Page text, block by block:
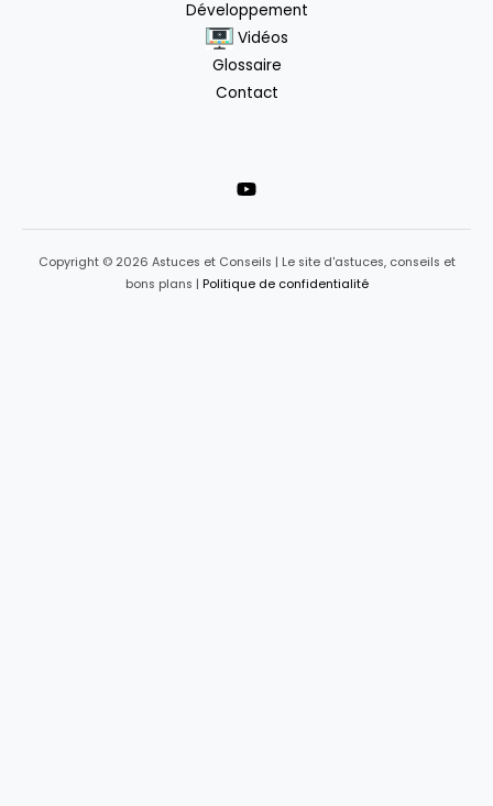
Développement
Vidéos
Glossaire
Contact
Copyright © 2026 Astuces et Conseils | Le site d'astuces, conseils et
bons plans | Politique de confidentialité